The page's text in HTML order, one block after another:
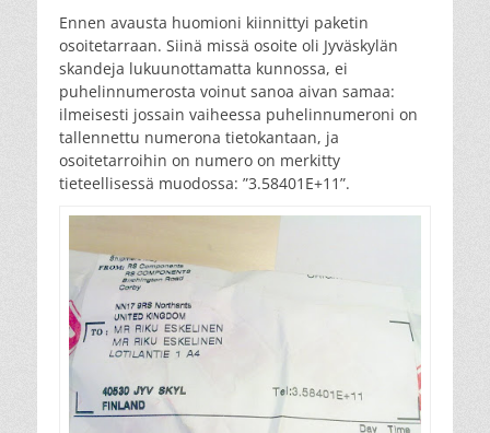
Ennen avausta huomioni kiinnittyi paketin
osoitetarraan. Siinä missä osoite oli Jyväskylän
skandeja lukuunottamatta kunnossa, ei
puhelinnumerosta voinut sanoa aivan samaa:
ilmeisesti jossain vaiheessa puhelinnumeroni on
tallennettu numerona tietokantaan, ja
osoitetarroihin on numero on merkitty
tieteellisessä muodossa: ”3.58401E+11”.